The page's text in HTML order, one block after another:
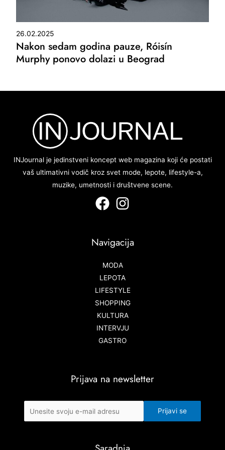
26.02.2025
Nakon sedam godina pauze, Róisín
Murphy ponovo dolazi u Beograd
INJournal je jedinstveni koncept web magazina koji će postati
vaš ultimativni vodič kroz svet mode, lepote, lifestyle-a,
muzike, umetnosti i društvene scene.
Navigacija
MODA
LEPOTA
LIFESTYLE
SHOPPING
KULTURA
INTERVJU
GASTRO
Prijava na newsletter